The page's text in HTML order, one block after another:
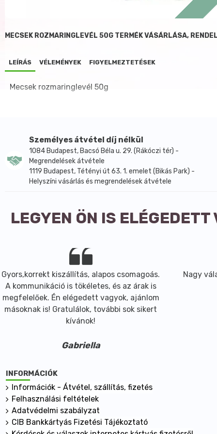
MECSEK ROZMARINGLEVÉL 50G TERMÉK VÁSÁRLÁSA,
LEÍRÁS VÉLEMÉNYEK FIGYELMEZTETÉSEK
Mecsek rozmaringlevél 50g
Személyes átvétel díj nélkül
1084 Budapest, Bacsó Béla u. 29. (Rákóczi tér) -
Megrendelések átvétele
1119 Budapest, Tétényi út 63. 1. emelet (Bikás Park) -
Helyszíni vásárlás és megrendelések átvétele
LEGYEN ÖN IS
Gyors,korrekt kiszállítás, alapos csomagoás.
A kommunikáció is tökéletes, és az árak is
megfelelőek. Én elégedett vagyok, ajánlom
másoknak is! Gratulálok, további sok sikert
kívánok!
Gabriella
Nagy
INFORMÁCIÓK
Információk - Átvétel, szállítás, fizetés
Felhasználási feltételek
Adatvédelmi szabályzat
CIB Bankkártyás Fizetési Tájékoztató